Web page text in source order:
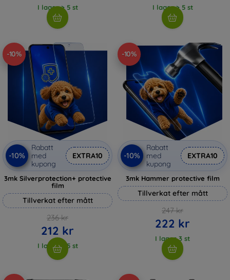
I lager > 5 st I lager > 5 st
-10%
-10%
Rabatt
med
kupong
EXTRA10
3mk Silverprotection+ protective
film
Tillverkat efter mått
236 kr
212 kr
I lager > 5 st
-10%
-10%
Rabatt
med
kupong
EXTRA10
3mk Hammer protective film
Tillverkat efter mått
247 kr
222 kr
I lager 3 st